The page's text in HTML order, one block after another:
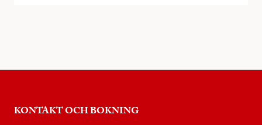
KONTAKT OCH BOKNING